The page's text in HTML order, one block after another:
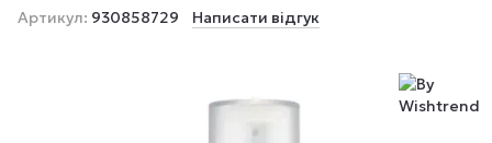
Артикул: 930858729 Написати відгук